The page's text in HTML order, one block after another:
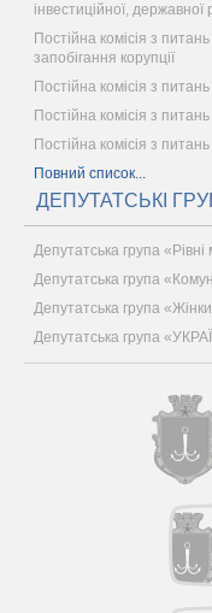
інвестиційної,
Постійна комісія з
запобігання корупції
Постійна комісія з
Постійна комісія з
Постійна комісія з
Повний список...
ДЕПУТАТСЬКІ
Депутатська група «Рівні
Депутатська група
Депутатська група
Депутатська група